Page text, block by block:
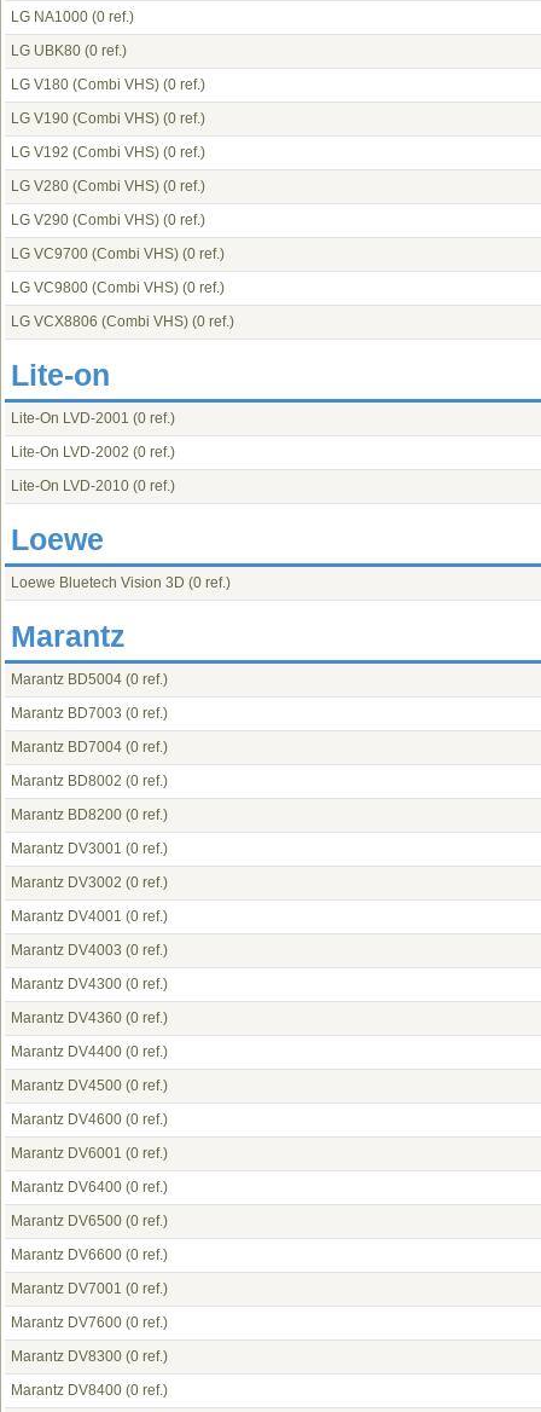
LG NA1000 (0 ref.)
LG UBK80 (0 ref.)
LG V180 (Combi VHS) (0 ref.)
LG V190 (Combi VHS) (0 ref.)
LG V192 (Combi VHS) (0 ref.)
LG V280 (Combi VHS) (0 ref.)
LG V290 (Combi VHS) (0 ref.)
LG VC9700 (Combi VHS) (0 ref.)
LG VC9800 (Combi VHS) (0 ref.)
LG VCX8806 (Combi VHS) (0 ref.)
Lite-on
Lite-On LVD-2001 (0 ref.)
Lite-On LVD-2002 (0 ref.)
Lite-On LVD-2010 (0 ref.)
Loewe
Loewe Bluetech Vision 3D (0 ref.)
Marantz
Marantz BD5004 (0 ref.)
Marantz BD7003 (0 ref.)
Marantz BD7004 (0 ref.)
Marantz BD8002 (0 ref.)
Marantz BD8200 (0 ref.)
Marantz DV3001 (0 ref.)
Marantz DV3002 (0 ref.)
Marantz DV4001 (0 ref.)
Marantz DV4003 (0 ref.)
Marantz DV4300 (0 ref.)
Marantz DV4360 (0 ref.)
Marantz DV4400 (0 ref.)
Marantz DV4500 (0 ref.)
Marantz DV4600 (0 ref.)
Marantz DV6001 (0 ref.)
Marantz DV6400 (0 ref.)
Marantz DV6500 (0 ref.)
Marantz DV6600 (0 ref.)
Marantz DV7001 (0 ref.)
Marantz DV7600 (0 ref.)
Marantz DV8300 (0 ref.)
Marantz DV8400 (0 ref.)